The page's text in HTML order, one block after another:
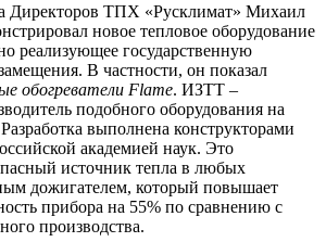
Директоров ТПХ «Русклимат» Михаил
новое тепловое оборудование
реализующее государственную
В частности, он показал
обогреватели Flame. ИЗТТ –
подобного оборудования на
выполнена конструкторами
академией наук. Это
источник тепла в любых
дожигателем, который повышает
прибора на 55% по сравнению с
производства.